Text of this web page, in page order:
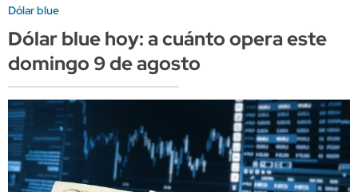
Dólar blue
Dólar blue hoy: a cuánto opera este
domingo 9 de agosto